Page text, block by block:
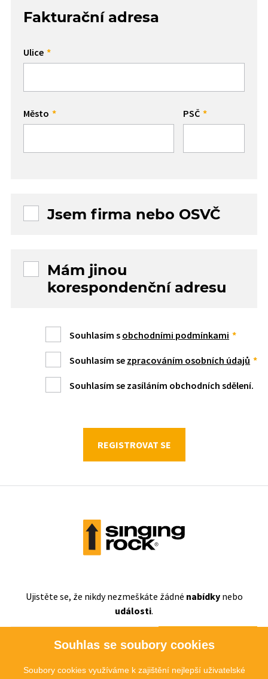
Fakturační adresa
Ulice
Město PSČ
Jsem firma nebo OSVČ
Mám jinou
korespondenční adresu
Souhlasím s obchodními podmínkami
Souhlasím se zpracováním osobních údajů
Souhlasím se zasíláním obchodních sdělení.
REGISTROVAT SE
Ujistěte se, že nikdy nezmeškáte žádné nabídkynebo
události.
ODEBÍRAT
Souhlasím sezpracováním osobních údajů
Souhlas se soubory cookies
Soubory cookies využíváme k zajištění nejlepší uživatelské